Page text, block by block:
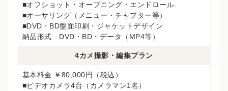
■オフショット・オープニング・エンドロール
■オーサリング（メニュー・チャプター等）
■DVD・BD盤面印刷・ジャケットデザイン
納品形式 DVD・BD・データ（MP4等）
4カメ撮影・編集プラン
基本料金 ￥80,000円（税込）
■ビデオカメラ4台（カメラマン1名）